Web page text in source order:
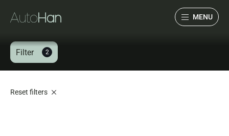
MENU
Filter 2
Reset filters